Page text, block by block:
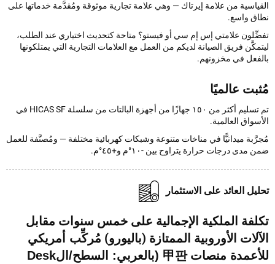
من علامة إيرتاك — وهي علامة تجارية موثوقة ومُقدَّمة خدماتها على
واسع.
علامتي إس إم سي أو فيستو؟ متاحة كتحديث اختياري عند الطلب،
فريق الصيانة لديكم من العمل مع العلامات التجارية التي يمتلكونها
في مخزونهم.
عالميًا
تم تسليم أكثر من ١٥٠ جهازًا من أجهزة البالتات من سلسلة HICAS SF في
العالمية.
ميدانيًّا في مناخات متنوعة وشبكات كهربائية مختلفة — ومُصنَّفة للعمل
درجات حرارة يتراوح بين -١٠°م و+٤٥°م.
العائد على الاستثمار
الملكية الإجمالية على خمس سنوات مقابل
الأوروبية الممتازة (باليورو) مُركِّب أمريكي
منصات
甲판 (بالعربي: السطح/الDesk